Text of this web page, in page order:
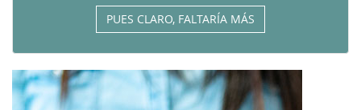
PUES CLARO, FALTARÍA MÁS